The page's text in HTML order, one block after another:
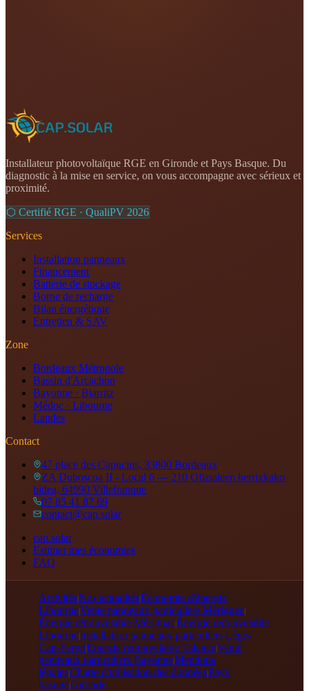
Installateur photovoltaïque RGE en Gironde et Pays Basque. Du
diagnostic à la mise en service, on vous accompagne avec sérieux et
proximité.
⬡ Certifié RGE · QualiPV 2026
Services
Installation panneaux
Financement
Batterie de stockage
Borne de recharge
Bilan énergétique
Entretien & SAV
Zone
Bordeaux Métropole
Bassin d'Arcachon
Bayonne · Biarritz
Médoc · Libourne
Landes
Contact
47 place des Capucins, 33800 Bordeaux
ZA Duboscoa II - Local 6 — 210 Ofizialeen herrixkako
bidea, 64990 Villefranque
07 85 41 87 69
contact@cap.solar
cap.solar
Estimer mes économies
FAQ
ActivitésNos actualitésÉconomie d'énergie
LibourneVente panneaux particuliers Mérignac
Énergie renouvelable MérignacÉnergie renouvelable
LibourneInstallation panneaux particuliers Lège-
Cap-FerretÉnergie renouvelable TalenceVente
panneaux particuliers BayonneMentions
légalesCharte d'utilisation des donnéesPays
basqueGironde